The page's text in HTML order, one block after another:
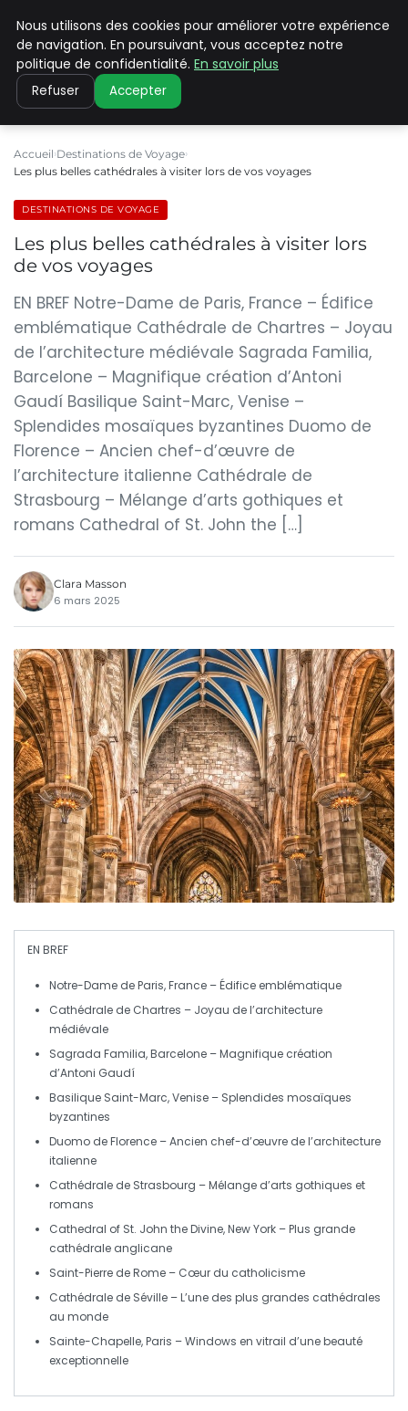
PILAT PATRIMOINES
Accueil Destinations de Voyage
Les plus belles cathédrales à visiter lors de vos voyages
DESTINATIONS DE VOYAGE
Les plus belles cathédrales à visiter lors
de vos voyages
EN BREF Notre-Dame de Paris, France – Édifice
emblématique Cathédrale de Chartres – Joyau
de l’architecture médiévale Sagrada Familia,
Barcelone – Magnifique création d’Antoni
Gaudí Basilique Saint-Marc, Venise –
Splendides mosaïques byzantines Duomo de
Florence – Ancien chef-d’œuvre de
l’architecture italienne Cathédrale de
Strasbourg – Mélange d’arts gothiques et
romans Cathedral of St. John the […]
Clara Masson
6 mars 2025
EN BREF
Notre-Dame de Paris, France – Édifice emblématique
Cathédrale de Chartres – Joyau de l’architecture
médiévale
Sagrada Familia, Barcelone – Magnifique création
d’Antoni Gaudí
Basilique Saint-Marc, Venise – Splendides mosaïques
byzantines
Duomo de Florence – Ancien chef-d’œuvre de l’architecture
italienne
Cathédrale de Strasbourg – Mélange d’arts gothiques et
romans
Cathedral of St. John the Divine, New York – Plus grande
cathédrale anglicane
Saint-Pierre de Rome – Cœur du catholicisme
Cathédrale de Séville – L’une des plus grandes cathédrales
au monde
Sainte-Chapelle, Paris – Windows en vitrail d’une beauté
exceptionnelle
Nous utilisons des cookies pour améliorer votre expérience
de navigation. En poursuivant, vous acceptez notre
politique de confidentialité. En savoir plus
Refuser Accepter